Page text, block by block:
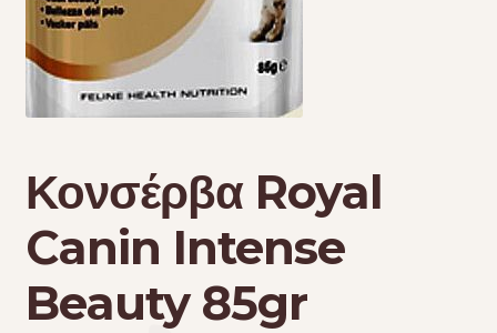
Φροντίδα – Είδη Υγιεινής
Κονσέρβα Royal
Canin Intense
Beauty 85gr